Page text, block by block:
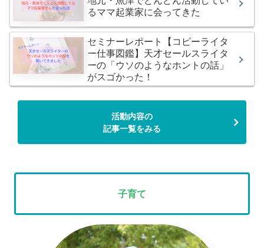
るママ起業家に会ってきた
セミナーレポート【コピーライタ
ー仕事図鑑】天才セールスライタ
ーの「ウソのようなホントの話」
がスゴかった！
活動内容の
記事一覧をみる
子育て